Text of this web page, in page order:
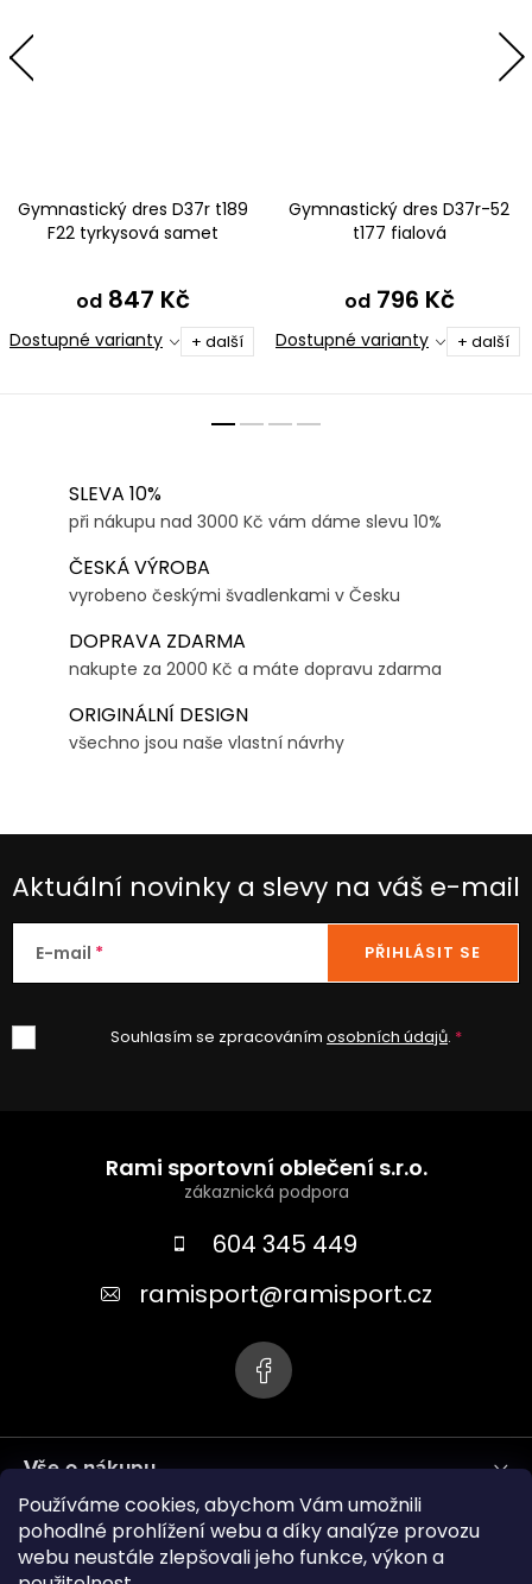
Používáme cookies, abychom Vám umožnili
pohodlné prohlížení webu a díky analýze provozu
webu neustále zlepšovali jeho funkce, výkon a
Gymnastický dres D37r t189
F22 tyrkysová samet
od 847 Kč
Dostupné varianty + další
Gymnastický dres D37r-52
t177 fialová
od796 Kč
Dostupné varianty + další
SLEVA 10%
při nákupu nad 3000 Kč vám dáme slevu 10%
ČESKÁ VÝROBA
vyrobeno českými švadlenkami v Česku
DOPRAVA ZDARMA
nakupte za 2000 Kč a máte dopravu zdarma
ORIGINÁLNÍ DESIGN
všechno jsou naše vlastní návrhy
Aktuální novinky a slevy na váš e-mail
E-mail
Souhlasím se zpracováním osobních údajů.
PŘIHLÁSIT SE
Rami sportovní oblečení s.r.o.
604 345 449
ramisport@ramisport.cz
Vše o nákupu
Informace pro vás